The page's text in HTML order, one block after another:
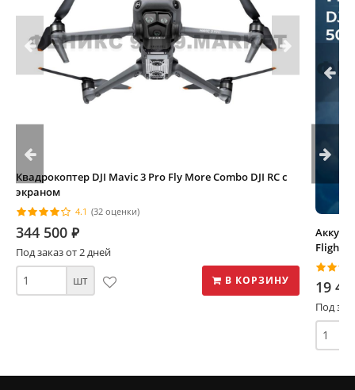
Квадрокоптер DJI Mavic 3 Pro Fly More Combo DJI RC с
экраном
4.1 (32 оценки)
344 500 ⃏
Под заказ от 2 дней
шт В КОРЗИНУ
Flight
19
Под